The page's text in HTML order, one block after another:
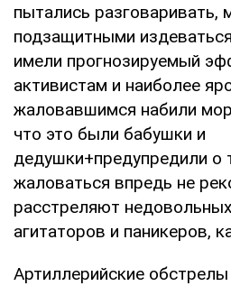
пытались разговаривать,
подзащитными
имели прогнозируемый
активистам и наиболее
жаловавшимся набили
что это были бабушки и
дедушки+предупредили о
жаловаться впредь не
расстреляют
агитаторов и паникеров,
Артиллерийские